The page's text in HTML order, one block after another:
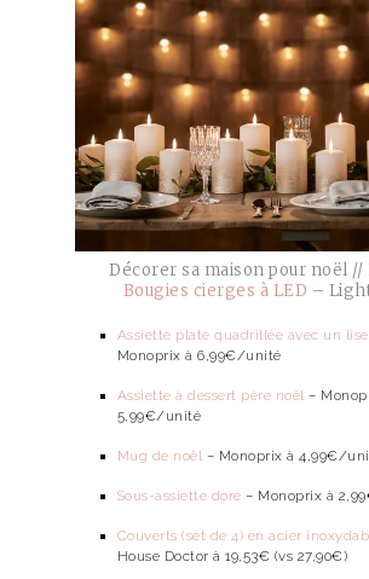
Décorer sa maison pour noël //
Bougies cierges à LED –
Assiette plate quadrillée avec un
Monoprix à 6,99€/unité
Assiette à dessert père noël –
5,99€/unité
Mug de noël – Monoprix à 4,99€/
Sous-assiette doré – Monoprix à
Couverts (set de 4) en acier
House Doctor à 19,53€ (vs 27,90€)